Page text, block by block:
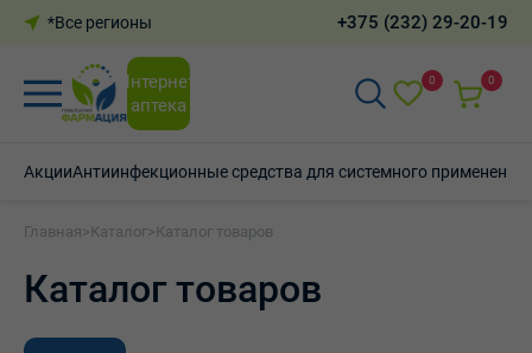
*Все регионы +375 (232) 29-20-19
Интернет-
аптека
0 0
АкцииАнтиинфекционные средства для системного применения
Главная >Каталог>Каталог товаров
Каталог товаров